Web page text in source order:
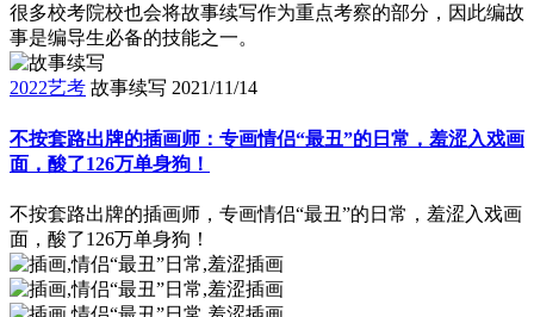
很多校考院校也会将故事续写作为重点考察的部分，因此编故
事是编导生必备的技能之一。
2022艺考 故事续写 2021/11/14
不按套路出牌的插画师：专画情侣“最丑”的日常，羞涩入戏画
面，酸了126万单身狗！
不按套路出牌的插画师，专画情侣“最丑”的日常，羞涩入戏画
面，酸了126万单身狗！